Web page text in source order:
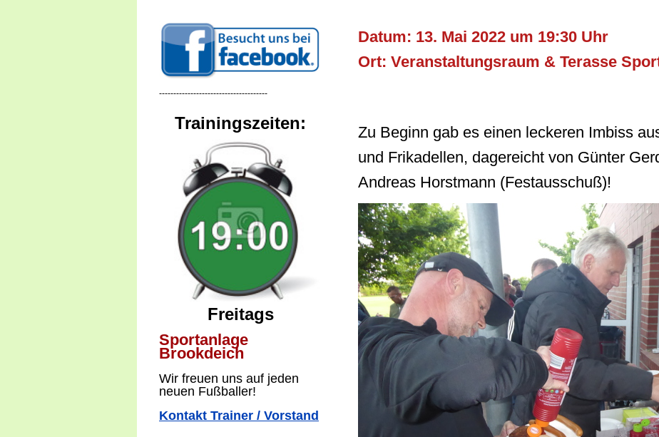
--------------------------------------
Trainingszeiten:
Freitags
Sportanlage
Brookdeich
Wir freuen uns auf jeden
neuen Fußballer!
Kontakt Trainer / Vorstand
Datum: 13. Mai 2022 um 19:30 Uhr
Ort: Veranstaltungsraum & Terasse
Zu Beginn gab es einen leckeren Imbiss
und Frikadellen, dagereicht von Günter
Andreas Horstmann (Festausschuß)!